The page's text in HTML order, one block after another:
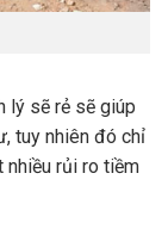
lý sẽ rẻ sẽ giúp
tuy nhiên đó chỉ
nhiều rủi ro tiềm